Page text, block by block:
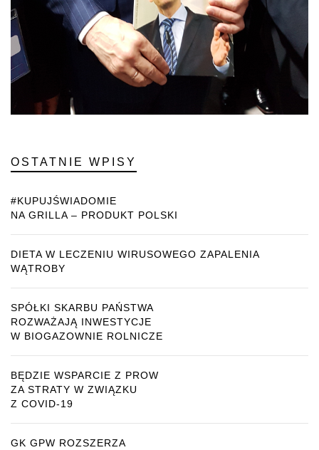
OSTATNIE WPISY
#KUPUJŚWIADOMIE
NA GRILLA – PRODUKT POLSKI
DIETA W LECZENIU WIRUSOWEGO ZAPALENIA
WĄTROBY
SPÓŁKI SKARBU PAŃSTWA
ROZWAŻAJĄ INWESTYCJE
W BIOGAZOWNIE ROLNICZE
BĘDZIE WSPARCIE Z PROW
ZA STRATY W ZWIĄZKU
Z COVID-19
GK GPW ROZSZERZA